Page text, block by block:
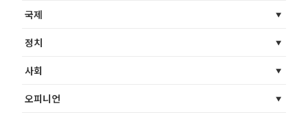
국제
정치
사회
오피니언